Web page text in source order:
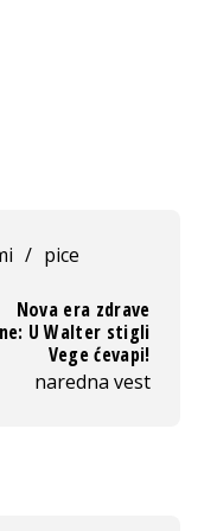
/ pice
Nova era zdrave
U Walter stigli
Vege ćevapi!
naredna vest